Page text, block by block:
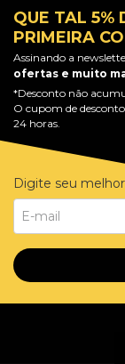
QUE TAL 5%
PRIMEIRA
Assinando a
ofertas e muito
*Desconto não
O cupom de
24 horas.
Digite seu